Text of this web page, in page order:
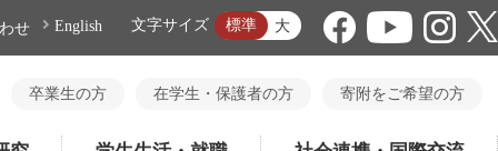
せ English 文字サイズ 標準 大
卒業生の方 在学生・保護者の方 寄附をご希望の方